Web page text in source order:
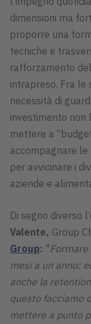
dimensioni ma
proporre una
tecniche e
rafforzamento
intrapreso. Fra
necessità di
investimento non
mettere a
accompagnare
per avvicinare i
aziende e
Di segno diverso
Valente, Group
Group: "
mesi a un anno:
anche la
questo facciamo
mettere a punto